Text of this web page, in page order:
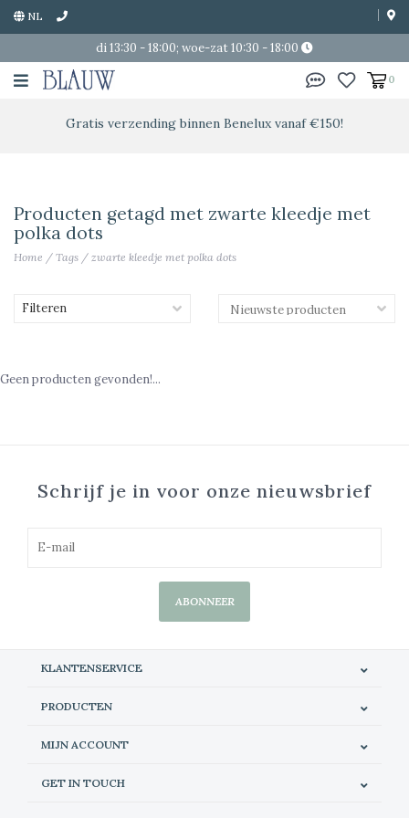
NL
di 13:30 - 18:00; woe-zat 10:30 - 18:00
0
Gratis verzending binnen Benelux vanaf €150!
Producten getagd met zwarte kleedje met
polka dots
Home / Tags / zwarte kleedje met polka dots
Filteren
Geen producten gevonden!...
Schrijf je in voor onze nieuwsbrief
ABONNEER
KLANTENSERVICE
PRODUCTEN
MIJN ACCOUNT
GET IN TOUCH